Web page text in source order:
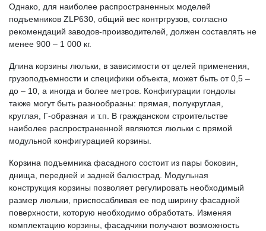
Однако, для наиболее распространенных моделей
подъемников ZLP630, общий вес контргрузов, согласно
рекомендаций заводов-производителей, должен составлять не
менее 900 – 1 000 кг.
Длина корзины люльки, в зависимости от целей применения,
грузоподъемности и специфики объекта, может быть от 0,5 –
до – 10, а иногда и более метров. Конфигурации гондолы
также могут быть разнообразны: прямая, полукруглая,
круглая, Г-образная и т.п. В гражданском строительстве
наиболее распространенной являются люльки с прямой
модульной конфигурацией корзины.
Корзина подъемника фасадного состоит из пары боковин,
днища, передней и задней балюстрад. Модульная
конструкция корзины позволяет регулировать необходимый
размер люльки, приспосабливая ее под ширину фасадной
поверхности, которую необходимо обработать. Изменяя
комплектацию корзины, фасадчики получают возможность